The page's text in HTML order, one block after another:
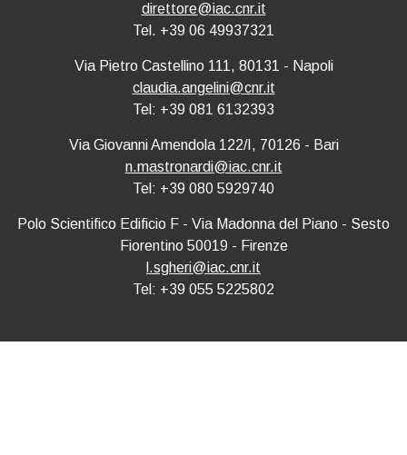
direttore@iac.cnr.it
Tel. +39 06 49937321
Via Pietro Castellino 111, 80131 - Napoli
claudia.angelini@cnr.it
Tel: +39 081 6132393
Via Giovanni Amendola 122/I, 70126 - Bari
n.mastronardi@iac.cnr.it
Tel: +39 080 5929740
Polo Scientifico Edificio F - Via Madonna del Piano - Sesto
Fiorentino 50019 - Firenze
l.sgheri@iac.cnr.it
Tel: +39 055 5225802